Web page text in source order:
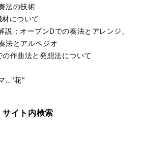
法の技術
について
：オープンDでの奏法とアレンジ、
法とアルペジオ
作曲法と発想法について
…"花"
サイト内検索